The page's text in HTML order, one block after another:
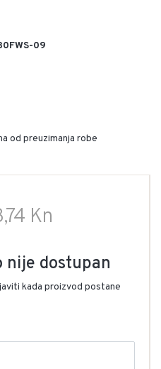
09
od preuzimanja robe
Kn
nije dostupan
kada proizvod postane